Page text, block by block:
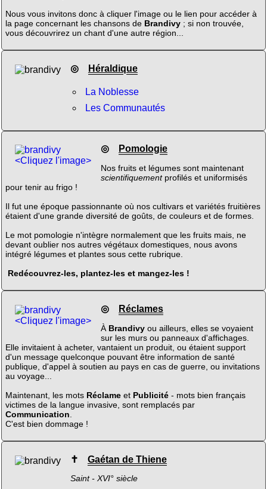
Nous vous invitons donc à cliquer l'image ou le lien pour accéder à
la page concernant les chansons de Brandivy; si non trouvée,
vous découvrirez un chant d'une autre région...
◎ Héraldique
La Noblesse
Les Communautés
<Cliquez l'image>
◎ Pomologie
Nos fruits et légumes sont maintenant
scientifiquementprofilés et uniformisés
pour tenir au frigo !
Il fut une époque passionnante où nos cultivars et variétés fruitières
étaient d'une grande diversité de goûts, de couleurs et de formes.
Le mot pomologie n'intègre normalement que les fruits mais, ne
devant oublier nos autres végétaux domestiques, nous avons
intégré légumes et plantes sous cette rubrique.
Redécouvrez-les, plantez-les et mangez-les !
<Cliquez l'image>
◎ Réclames
À Brandivyou ailleurs, elles se voyaient
sur les murs ou panneaux d'affichages.
Elle invitaient à acheter, vantaient un produit, ou étaient support
d'un message quelconque pouvant être information de santé
publique, d'appel à soutien au pays en cas de guerre, ou invitations
au voyage...
Maintenant, les mots Réclameet Publicité- mots bien français
victimes de la langue invasive, sont remplacés par
Communication
C'est bien dommage !
✝ Gaétan de Thiene
Saint - XVI° siècle